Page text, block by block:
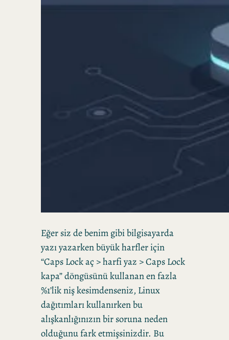
Eğer siz de benim gibi bilgisayarda
yazı yazarken büyük harfler için
“Caps Lock aç > harfi yaz > Caps Lock
kapa” döngüsünü kullanan en fazla
%1’lik niş kesimdenseniz, Linux
dağıtımları kullanırken bu
alışkanlığınızın bir soruna neden
olduğunu fark etmişsinizdir. Bu